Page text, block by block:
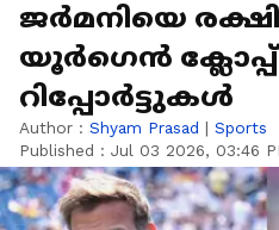
ജർമനിയെ
യൂർഗെൻ
റിപ്പോർട്ടുകൾ
Author : Shyam Prasad | Sports
Published : Jul 03 2026, 03:46